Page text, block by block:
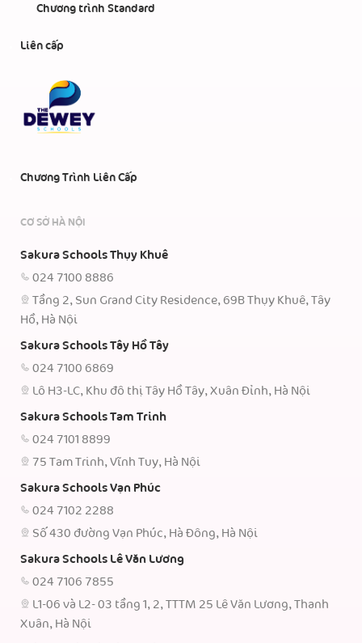
Chương trình Standard
Liên cấp
Chương Trình Liên Cấp
CƠ SỞ HÀ NỘI
Sakura Schools Thụy Khuê
024 7100 8886
Tầng 2, Sun Grand City Residence, 69B Thụy Khuê, Tây
Hồ, Hà Nội
Sakura Schools Tây Hồ Tây
024 7100 6869
Lô H3-LC, Khu đô thị Tây Hồ Tây, Xuân Đỉnh, Hà Nội
Sakura Schools Tam Trinh
024 7101 8899
75 Tam Trinh, Vĩnh Tuy, Hà Nội
Sakura Schools Vạn Phúc
024 7102 2288
Số 430 đường Vạn Phúc, Hà Đông, Hà Nội
Sakura Schools Lê Văn Lương
024 7106 7855
L1-06 và L2- 03 tầng 1, 2, TTTM 25 Lê Văn Lương, Thanh
Xuân, Hà Nội